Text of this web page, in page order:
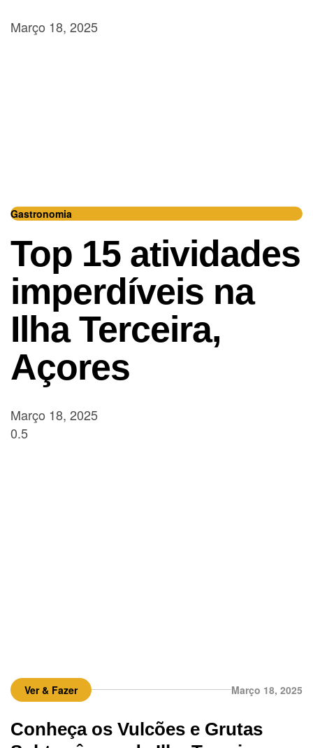
Março 18, 2025
Gastronomia
Top 15 atividades
imperdíveis na
Ilha Terceira,
Açores
Março 18, 2025
Ver & Fazer Março 18, 2025
Conheça os Vulcões e Grutas